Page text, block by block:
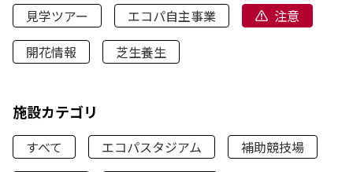
見学ツアー
エコパ自主事業
注意
開花情報
芝生養生
施設カテゴリ
すべて エコパスタジアム
補助競技場